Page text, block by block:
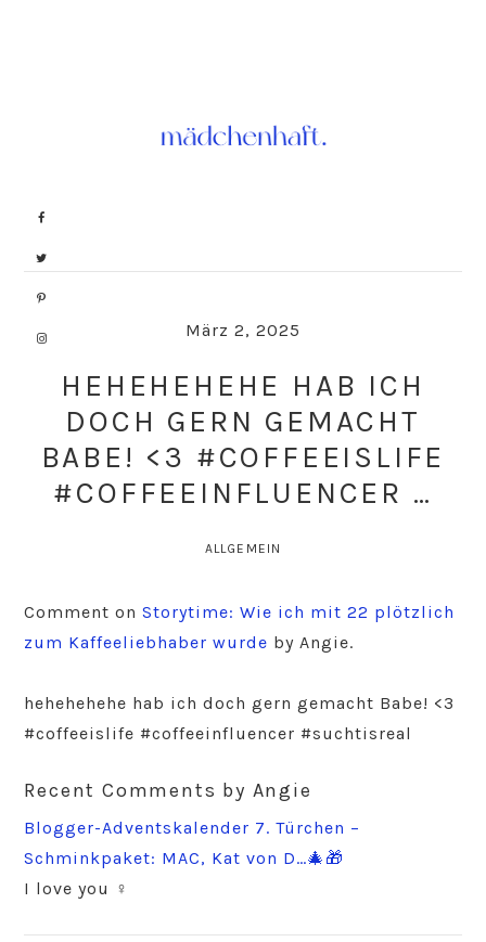
März 2, 2025
HEHEHEHEHE HAB ICH
DOCH GERN GEMACHT
BABE! <3 #COFFEEISLIFE
#COFFEEINFLUENCER …
ALLGEMEIN
Comment onStorytime: Wie ich mit 22 plötzlich
zum Kaffeeliebhaber wurde by Angie.
hehehehehe hab ich doch gern gemacht Babe! <3
#coffeeislife #coffeeinfluencer #suchtisreal
Recent Comments by Angie
Blogger-Adventskalender 7. Türchen –
Schminkpaket: MAC, Kat von D…🎄🎁
I love you ‍♀️